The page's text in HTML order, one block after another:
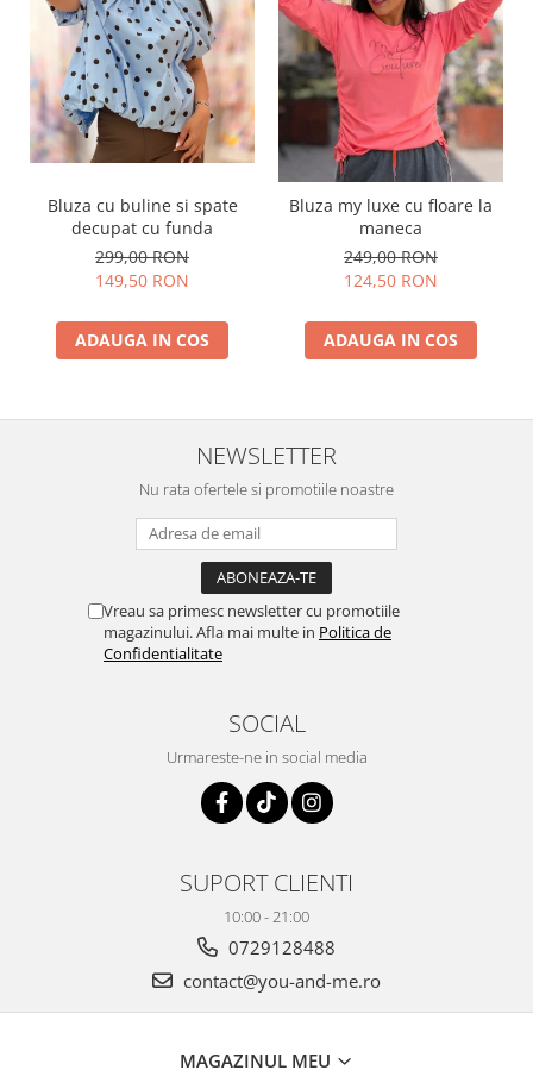
Bluza cu buline si spate
decupat cu funda
299,00 RON
149,50 RON
ADAUGA IN COS
Bluza my luxe cu floare la
maneca
249,00 RON
124,50 RON
ADAUGA IN COS
NEWSLETTER
Nu rata ofertele si promotiile noastre
Vreau sa primesc newsletter cu promotiile
magazinului. Afla mai multe in Politica de
Confidentialitate
SOCIAL
Urmareste-ne in social media
SUPORT CLIENTI
10:00 - 21:00
0729128488
contact@you-and-me.ro
MAGAZINUL MEU